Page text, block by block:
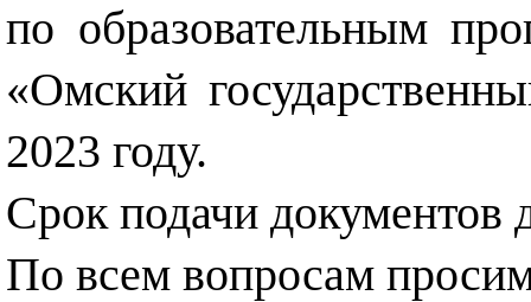
по образовательным
«Омский
2023 году.
Срок подачи документов
По всем вопросам